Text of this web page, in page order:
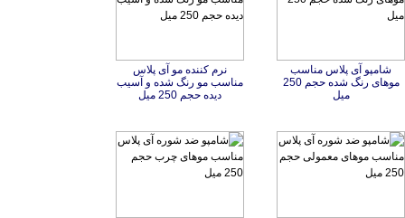
شامپو آی پلاس مناسب
موهای رنگ شده حجم 250
میل
نرم کننده مو آی پلاس
مناسب مو رنگ شده و آسیب
دیده حجم 250 میل